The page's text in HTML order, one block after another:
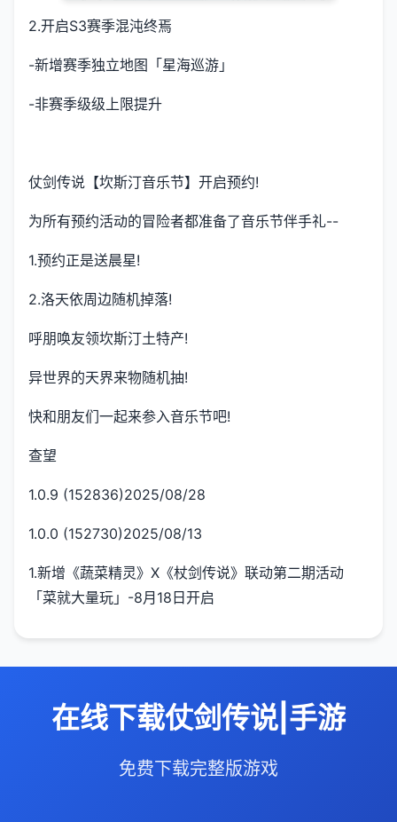
2.开启S3赛季混沌终焉
-新增赛季独立地图「星海巡游」
-非赛季级级上限提升
仗剑传说【坎斯汀音乐节】开启预约!
为所有预约活动的冒险者都准备了音乐节伴手礼--
1.预约正是送晨星!
2.洛天依周边随机掉落!
呼朋唤友领坎斯汀土特产!
异世界的天界来物随机抽!
快和朋友们一起来参入音乐节吧!
查望
1.0.9 (152836)2025/08/28
1.0.0 (152730)2025/08/13
1.新增《蔬菜精灵》X《杖剑传说》联动第二期活动
「菜就大量玩」-8月18日开启
在线下载仗剑传说|手游
免费下载完整版游戏